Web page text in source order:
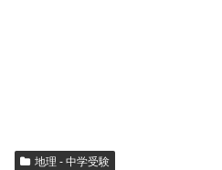
地理 - 中学受験